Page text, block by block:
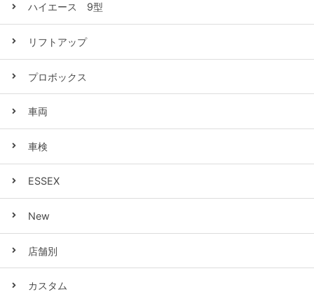
ハイエース 9型
リフトアップ
プロボックス
車両
車検
ESSEX
New
店舗別
カスタム